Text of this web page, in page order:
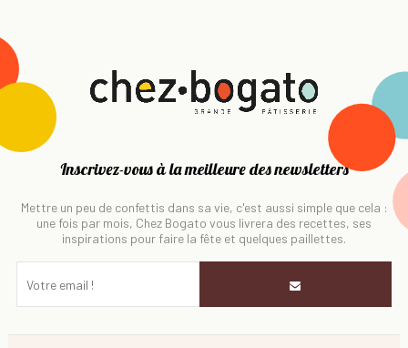
Inscrivez-vous à la meilleure des newsletters
Mettre un peu de confettis dans sa vie, c'est aussi simple que cela :
une fois par mois, Chez Bogato vous livrera des recettes, ses
inspirations pour faire la fête et quelques paillettes.